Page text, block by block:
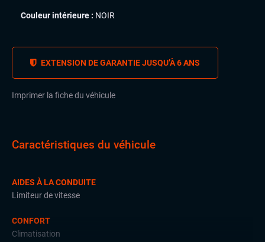
Couleur intérieure : NOIR
EXTENSION DE GARANTIE JUSQU’À 6 ANS
Imprimer la fiche du véhicule
Caractéristiques du véhicule
AIDES À LA CONDUITE
Limiteur de vitesse
CONFORT
Climatisation